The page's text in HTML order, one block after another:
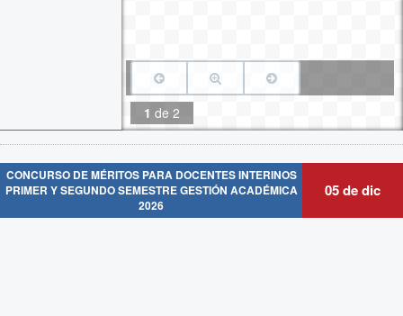
1 de 2
CONCURSO DE MÉRITOS PARA DOCENTES INTERINOS
PRIMER Y SEGUNDO SEMESTRE GESTIÓN ACADÉMICA
2026
05 de dic